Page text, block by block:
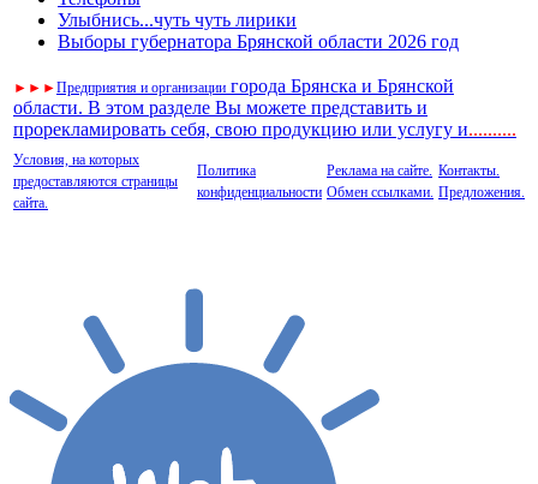
Улыбнись...чуть чуть лирики
Выборы губернатора Брянской области 2026 год
► ► ►Предприятия и организации города Брянска и Брянской
области. В этом разделе Вы можете представить и
прорекламировать себя, свою продукцию или услугу и..........
Условия, на которых
предоставляются страницы
сайта.
Политика
конфиденциальности
Реклама на сайте.
Обмен ссылками.
Контакты.
Предложения.